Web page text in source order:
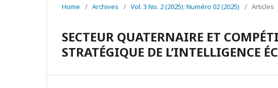
Home / Archives / Vol. 3 No. 2 (2025): Numéro 02 (2025) / Articles
SECTEUR QUATERNAIRE ET
STRATÉGIQUE DE L’INTELLIGENCE